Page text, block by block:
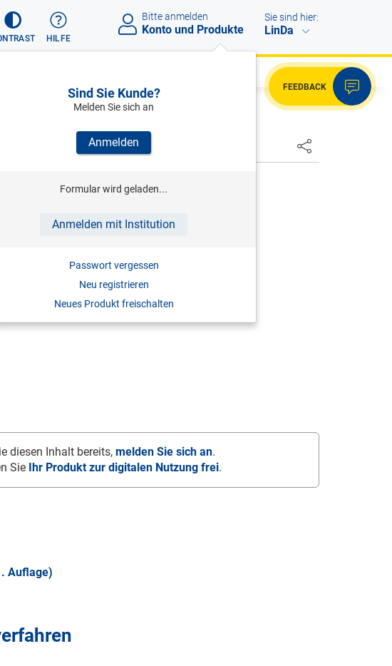
HILFE
Bitte anmelden
Konto und Produkte
Sind Sie Kunde?
Melden Sie sich an
Anmelden
Formular wird geladen...
Anmelden mit Institution
Passwort vergessen
Neu registrieren
Neues Produkt freischalten
Sie sind hier:
LinDa
FEEDBACK
NÄCHSTER
SCHÖNBORN/KERN (HRSG)
Print-ISBN: 978-3-7073-5430-0
diesen Inhalt bereits, melden Sie sich an.
Sie Ihr Produkt zur digitalen Nutzung frei.
Auflage)